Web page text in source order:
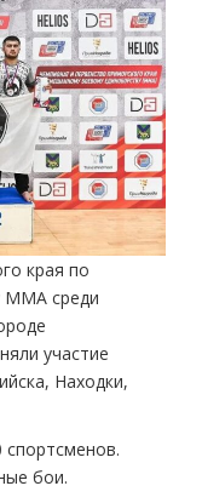
края по
ММА среди
участие
Находки,
бои.